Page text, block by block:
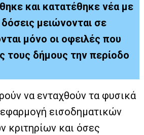
και κατατέθηκε νέα με
μειώνονται σε
μόνο οι οφειλές που
τους δήμους την περίοδο
να ενταχθούν τα φυσικά
εισοδηματικών
κριτηρίων και όσες